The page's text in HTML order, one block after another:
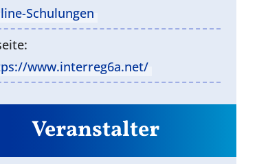
Schulungen
www.interreg6a.net/
Veranstalter